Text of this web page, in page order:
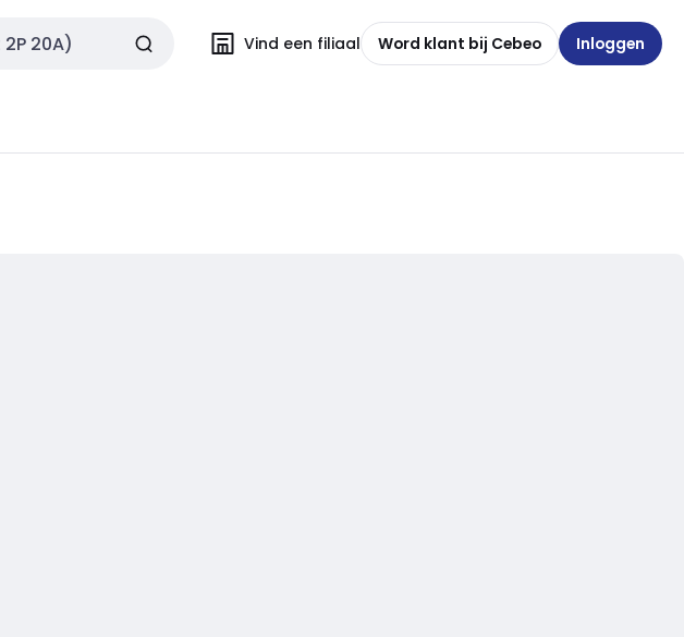
Vind een filiaal Word klant bij Cebeo Inloggen